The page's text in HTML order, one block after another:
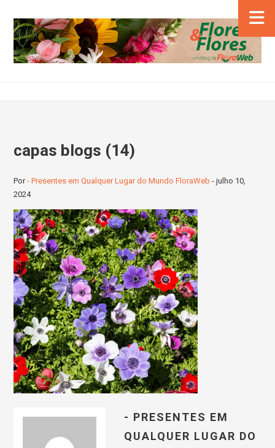
capas blogs (14)
Por- Presentes em Qualquer Lugar do Mundo FloraWeb -julho 10,
2024
- PRESENTES EM
QUALQUER LUGAR DO